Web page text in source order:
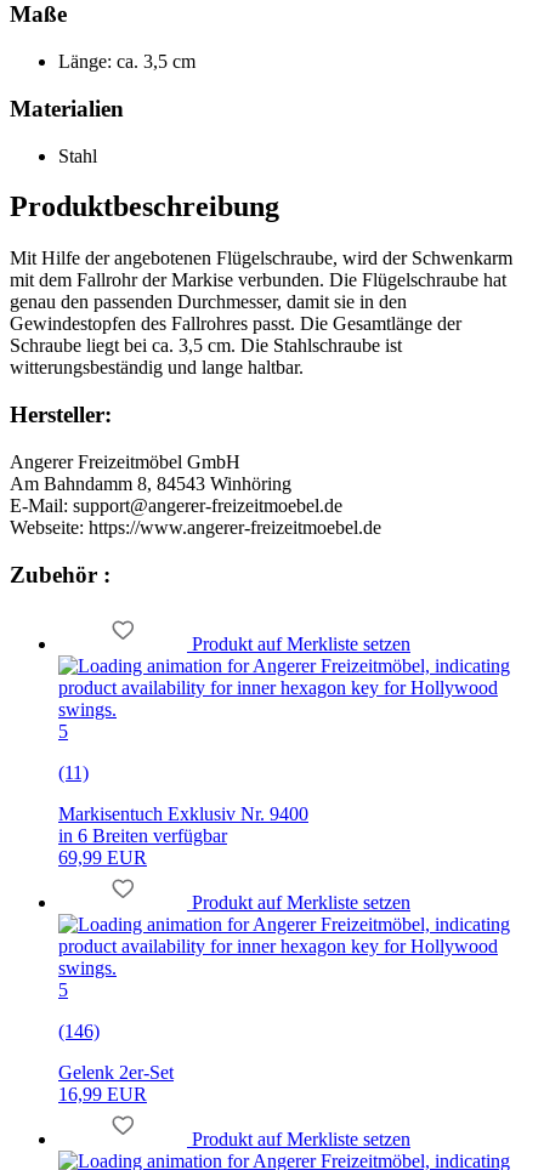
Maße
Länge: ca. 3,5 cm
Materialien
Stahl
Produktbeschreibung
Mit Hilfe der angebotenen Flügelschraube, wird der Schwenkarm
mit dem Fallrohr der Markise verbunden. Die Flügelschraube hat
genau den passenden Durchmesser, damit sie in den
Gewindestopfen des Fallrohres passt. Die Gesamtlänge der
Schraube liegt bei ca. 3,5 cm. Die Stahlschraube ist
witterungsbeständig und lange haltbar.
Hersteller:
Angerer Freizeitmöbel GmbH
Am Bahndamm 8, 84543 Winhöring
E-Mail: support@angerer-freizeitmoebel.de
Webseite: https://www.angerer-freizeitmoebel.de
Zubehör :
Produkt auf Merkliste setzen
5
(11)
Markisentuch Exklusiv Nr. 9400
in 6 Breiten verfügbar
69,99 EUR
Produkt auf Merkliste setzen
5
(146)
Gelenk 2er-Set
16,99 EUR
Produkt auf Merkliste setzen